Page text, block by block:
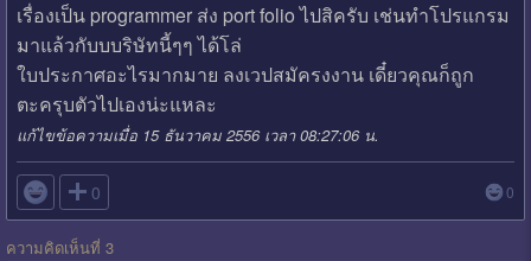
เรื่องเป็น programmer ส่ง port folio ไปสิครับ เช่นทำโปรแกรม
มาแล้วกับบบริษัทนี้ๆๆ ได้โล่
ใบประกาศอะไรมากมาย ลงเวปสมัครงงาน เดี๋ยวคุณก็ถูก
ตะครุบตัวไปเองน่ะแหละ
แก้ไขข้อความเมื่อ 15 ธันวาคม 2556 เวลา 08:27:06 น.
 0 0
ความคิดเห็นที่ 3